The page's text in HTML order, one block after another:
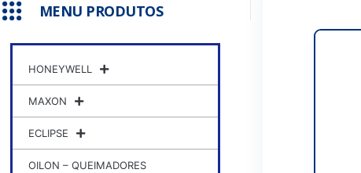
MENU PRODUTOS
HONEYWELL
MAXON
ECLIPSE
OILON – QUEIMADORES